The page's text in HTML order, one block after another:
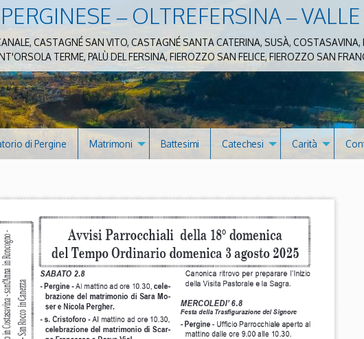
– OLTREFERSINA –
CASTAGNÉ SAN VITO, CASTAGNÉ SANTA CATERINA, SUSÀ,
TERME, PALÙ DEL FERSINA, FIEROZZO SAN FELICE, FIEROZZO SAN
di Pergine Matrimoni Battesimi Catechesi Carità